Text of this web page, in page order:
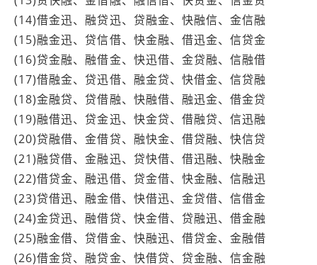
(14)借金迅、融贷迅、贷融金、快融信、金信融
(15)融金迅、贷信借、快金融、借迅金、信贷金
(16)贷金融、融借金、快迅借、金贷融、信融借
(17)借融金、贷迅借、融金贷、快借金、信贷融
(18)金融贷、贷借融、快融借、融迅金、借金贷
(19)融借迅、贷金迅、快金贷、借融贷、信迅融
(20)贷融借、金借贷、融快金、借贷融、快信贷
(21)融贷借、金融迅、贷快借、借迅融、快融金
(22)借贷金、融迅借、贷金借、快金融、信融迅
(23)贷借迅、融金借、快借迅、金贷借、信借金
(24)金贷迅、融借贷、快金借、贷融迅、借金融
(25)融金借、贷借金、快融迅、借贷金、金融借
(26)借金贷、融贷金、快借贷、贷金融、信金融